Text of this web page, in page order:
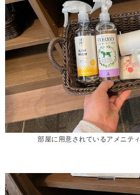
部屋に用意されているアメニティ